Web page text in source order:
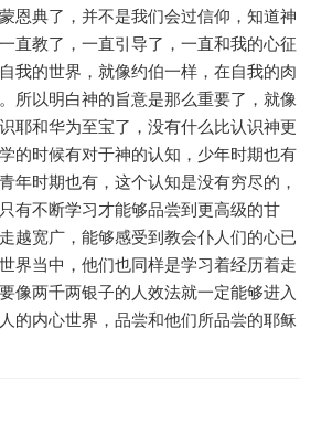
恩典了，并不是我们会过信仰，知道神
直教了，一直引导了，一直和我的心征
我的世界，就像约伯一样，在自我的肉
所以明白神的旨意是那么重要了，就像
耶和华为至宝了，没有什么比认识神更
的时候有对于神的认知，少年时期也有
年时期也有，这个认知是没有穷尽的，
有不断学习才能够品尝到更高级的甘
越宽广，能够感受到教会仆人们的心已
界当中，他们也同样是学习着经历着走
像两千两银子的人效法就一定能够进入
的内心世界，品尝和他们所品尝的耶稣